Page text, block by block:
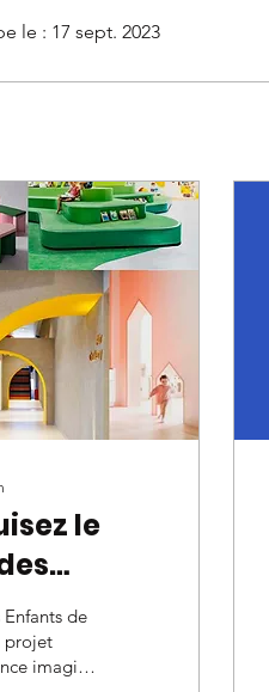
le : 17 sept. 2023
le
nous
Enfants de
projet
imaginé